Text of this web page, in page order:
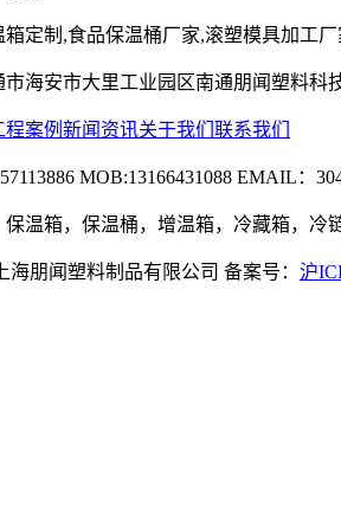
市海安市大里工业园区南通朋闻塑料科
程案例 新闻资讯关于我们 联系我们
MOB:13166431088 EMAIL：
保温箱，保温桶，增温箱，冷藏箱，冷
海朋闻塑料制品有限公司 备案号： 沪